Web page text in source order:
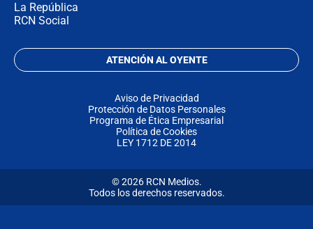
La República
RCN Social
ATENCIÓN AL OYENTE
Aviso de Privacidad
Protección de Datos Personales
Programa de Ética Empresarial
Política de Cookies
LEY 1712 DE 2014
© 2026 RCN Medios.
Todos los derechos reservados.